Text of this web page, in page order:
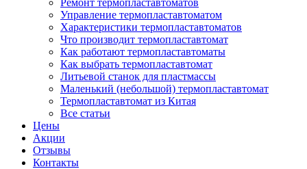
Ремонт термопластавтоматов
Управление термопластавтоматом
Характеристики термопластавтоматов
Что производит термопластавтомат
Как работают термопластавтоматы
Как выбрать термопластавтомат
Литьевой станок для пластмассы
Маленький (небольшой) термопластавтомат
Термопластавтомат из Китая
Все статьи
Цены
Акции
Отзывы
Контакты